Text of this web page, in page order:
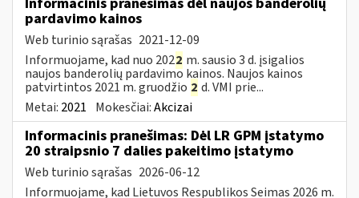
pardavimo kainos
Web turinio sąrašas 2021-12-09
Informuojame, kad nuo 2022 m. sausio 3 d. įsigalios
naujos banderolių pardavimo kainos. Naujos kainos
patvirtintos 2021 m. gruodžio 2 d. VMI prie...
Metai: 2021 Mokesčiai:Akcizai
Informacinis pranešimas: Dėl LR GPM įstatymo
20 straipsnio 7 dalies pakeitimo įstatymo
Web turinio sąrašas 2026-06-12
Informuojame, kad Lietuvos Respublikos Seimas 2026 m.